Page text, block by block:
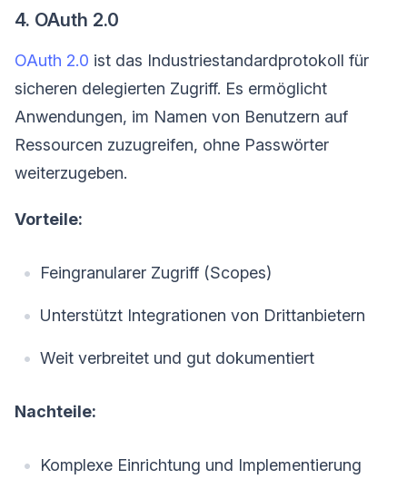
4. OAuth 2.0
OAuth 2.0 ist das Industriestandardprotokoll für
sicheren delegierten Zugriff. Es ermöglicht
Anwendungen, im Namen von Benutzern auf
Ressourcen zuzugreifen, ohne Passwörter
weiterzugeben.
Vorteile:
Feingranularer Zugriff (Scopes)
Unterstützt Integrationen von Drittanbietern
Weit verbreitet und gut dokumentiert
Nachteile:
Komplexe Einrichtung und Implementierung